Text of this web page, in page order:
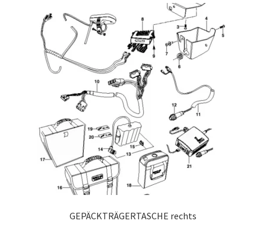
GEPÄCKTRÄGERTASCHE rechts